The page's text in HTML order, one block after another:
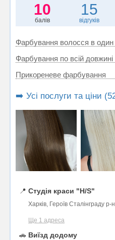
10
балів
15
відгуків
Фарбування волосся в один
Фарбування по всій довжині
Прикореневе фарбування
➡️ Усі послуги та ціни
📍 Студія краси "H/S"
Харків, Героїв Сталінграду р-
Ще 1 адреса
🚗 Виїзд додому